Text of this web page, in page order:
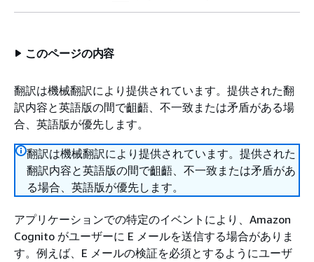
このページの内容
翻訳は機械翻訳により提供されています。提供された翻
訳内容と英語版の間で齟齬、不一致または矛盾がある場
合、英語版が優先します。
翻訳は機械翻訳により提供されています。提供された
翻訳内容と英語版の間で齟齬、不一致または矛盾があ
る場合、英語版が優先します。
アプリケーションでの特定のイベントにより、Amazon
Cognito がユーザーに E メールを送信する場合がありま
す。例えば、E メールの検証を必須とするようにユーザ